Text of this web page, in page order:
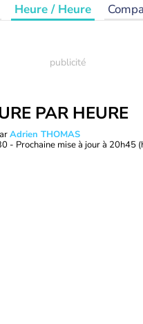
Heure / Heure
PAR HEURE
Adrien THOMAS
- Prochaine mise à jour à 20h45